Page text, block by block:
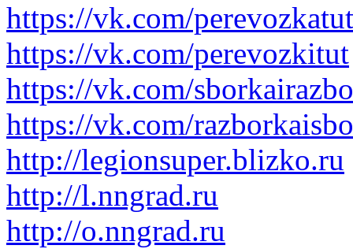
https://vk.com/perevozkatut
https://vk.com/perevozkitut
https://vk.com/
https://vk.com/
http://legionsuper.blizko.ru
http://l.nngrad.ru
http://o.nngrad.ru